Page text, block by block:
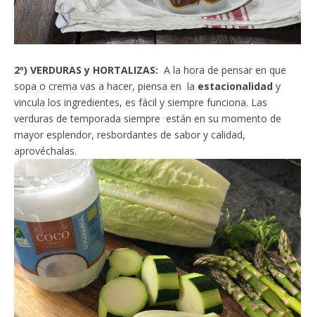
2º) VERDURAS y HORTALIZAS: A la hora de pensar en que
sopa o crema vas a hacer, piensa en la estacionalidad y
vincula los ingredientes, es fácil y siempre funciona. Las
verduras de temporada siempre están en su momento de
mayor esplendor, resbordantes de sabor y calidad,
aprovéchalas.